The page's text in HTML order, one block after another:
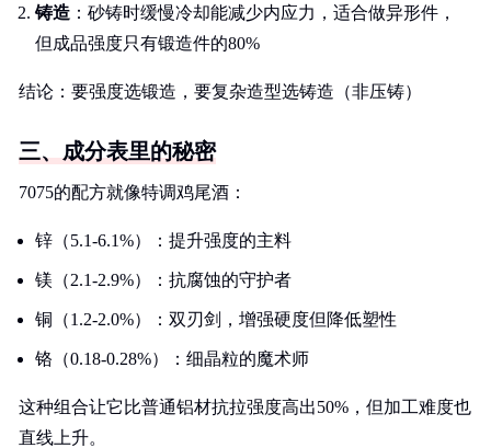
铸造 ：砂铸时缓慢冷却能减少内应力，适合做异形件，
但成品强度只有锻造件的80%
结论：要强度选锻造，要复杂造型选铸造（非压铸）
三、成分表里的秘密
7075的配方就像特调鸡尾酒：
锌（5.1-6.1%）：提升强度的主料
镁（2.1-2.9%）：抗腐蚀的守护者
铜（1.2-2.0%）：双刃剑，增强硬度但降低塑性
铬（0.18-0.28%）：细晶粒的魔术师
这种组合让它比普通铝材抗拉强度高出50%，但加工难度也
直线上升。